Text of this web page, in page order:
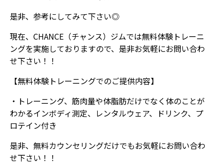
是非、参考にしてみて下さい◎
現在、CHANCE（チャンス）ジムでは無料体験トレーニ
ングを実施しておりますので、是非お気軽にお問い合わ
せ下さい！！
【無料体験トレーニングでのご提供内容】
・トレーニング、筋肉量や体脂肪だけでなく体のことが
わかるインボディ測定、レンタルウェア、ドリンク、プ
ロテイン付き
是非、無料カウンセリングだけでもお気軽にお問い合わ
せ下さい！！